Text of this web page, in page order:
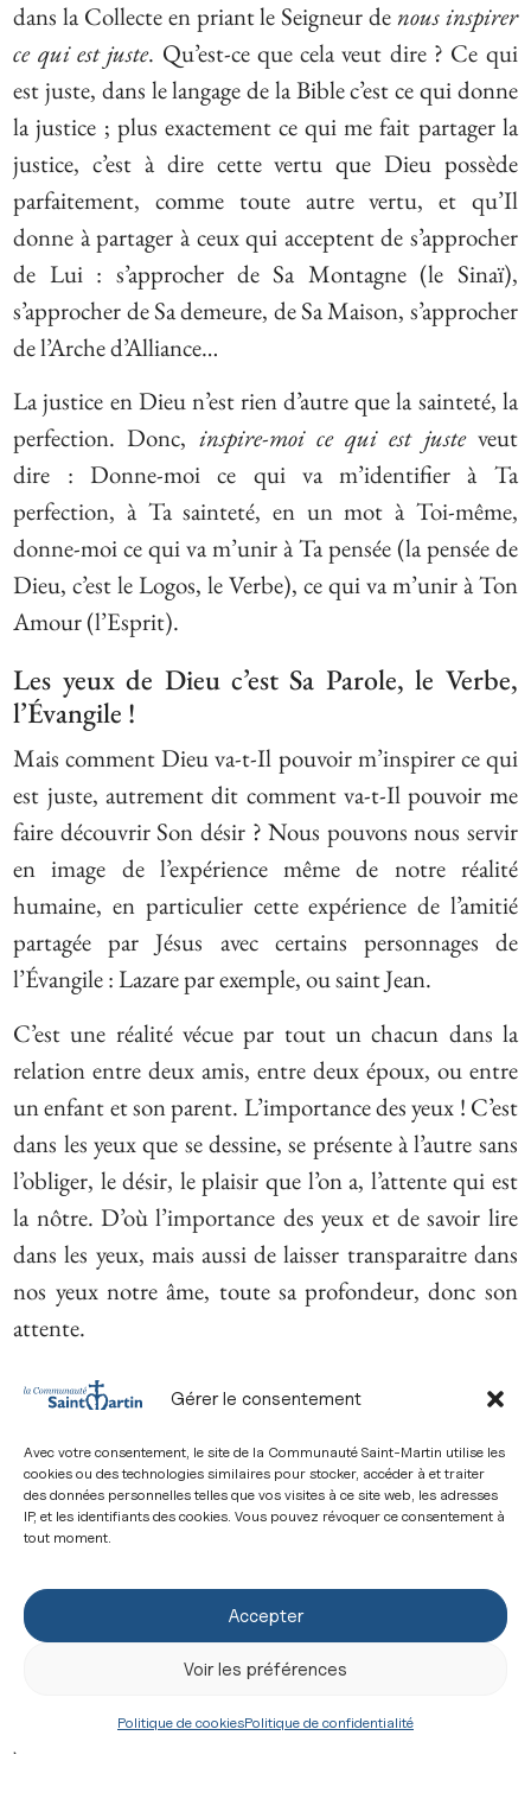
Gérer le consentement
Avec votre consentement, le site de la Communauté Saint-Martin utilise les
cookies ou des technologies similaires pour stocker, accéder à et traiter
des données personnelles telles que vos visites à ce site web, les adresses
IP, et les identifiants des cookies. Vous pouvez révoquer ce consentement à
tout moment.
Accepter
Voir les préférences
Politique de cookiesPolitique de confidentialité
dans la Collecte en priant le Seigneur denous inspirer
ce qui est juste. Qu’est-ce que cela veut dire ? Ce qui
est juste, dans le langage de la Bible c’est ce qui donne
la justice ; plus exactement ce qui me fait partager la
justice, c’est à dire cette vertu que Dieu possède
parfaitement, comme toute autre vertu, et qu’Il
donne à partager à ceux qui acceptent de s’approcher
de Lui : s’approcher de Sa Montagne (le Sinaï),
s’approcher de Sa demeure, de Sa Maison, s’approcher
de l’Arche d’Alliance…
La justice en Dieu n’est rien d’autre que la sainteté, la
perfection. Donc, inspire-moi ce qui est juste veut
dire : Donne-moi ce qui va m’identifier à Ta
perfection, à Ta sainteté, en un mot à Toi-même,
donne-moi ce qui va m’unir à Ta pensée (la pensée de
Dieu, c’est le Logos, le Verbe), ce qui va m’unir à Ton
Amour (l’Esprit).
Les yeux de Dieu c’est Sa Parole, le Verbe,
l’Évangile !
Mais comment Dieu va-t-Il pouvoir m’inspirer ce qui
est juste, autrement dit comment va-t-Il pouvoir me
faire découvrir Son désir ? Nous pouvons nous servir
en image de l’expérience même de notre réalité
humaine, en particulier cette expérience de l’amitié
partagée par Jésus avec certains personnages de
l’Évangile : Lazare par exemple, ou saint Jean.
C’est une réalité vécue par tout un chacun dans la
relation entre deux amis, entre deux époux, ou entre
un enfant et son parent. L’importance des yeux ! C’est
dans les yeux que se dessine, se présente à l’autre sans
l’obliger, le désir, le plaisir que l’on a, l’attente qui est
la nôtre. D’où l’importance des yeux et de savoir lire
dans les yeux, mais aussi de laisser transparaitre dans
nos yeux notre âme, toute sa profondeur, donc son
attente.
Et les yeux de Dieu, quels sont-ils ? Les yeux de Dieu
c’est Sa Parole c’est-à-dire Jésus-Christ, c’est-à-dire
encore l’Évangile qui a collecté de manière sacrée et
inspirée les paroles du Christ. Autrement dit dans
l’Évangile, qui est comme les yeux de Dieu, je peux lire
pas de l’égoïsme, c’est du réalisme car une relation
amicale se tisse toujours d’une personne vers une
autre personne. Et c’est à partir du moment où nos
relations personnelles entre notre âme et Dieu se
construisent, que s’édifie l’Église !